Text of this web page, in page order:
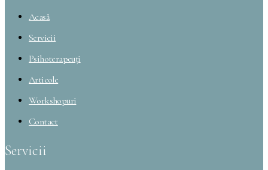
Acasă
Servicii
Psihoterapeuți
Articole
Workshopuri
Contact
Servicii